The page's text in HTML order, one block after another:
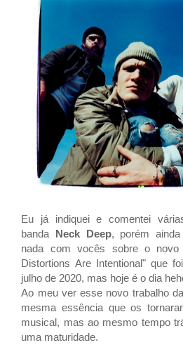
Eu já indiquei e comentei
banda Neck Deep, porém
nada com vocês sobre o
Distortions Are Intentional" que
julho de 2020, mas hoje é o dia
Ao meu ver esse novo trabalho
mesma essência que os
musical, mas ao mesmo tempo
uma maturidade.